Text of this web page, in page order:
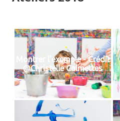
Montrer l'exemple - Crédit
@Christelle Calmettes